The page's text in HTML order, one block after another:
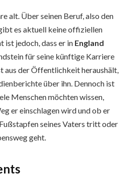
alt. Über seinen Beruf, also den
es aktuell keine offiziellen
ist jedoch, dass er in England
für seine künftige Karriere
aus der Öffentlichkeit heraushält,
über ihn. Dennoch ist
Menschen möchten wissen,
er einschlagen wird und ob er
seines Vaters tritt oder
geht.